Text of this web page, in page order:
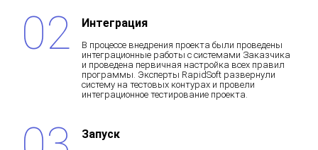
Интеграция
В процессе внедрения проекта были проведены
интеграционные работы с системами Заказчика
и проведена первичная настройка всех правил
программы. Эксперты RapidSoft развернули
систему на тестовых контурах и провели
интеграционное тестирование проекта.
Запуск